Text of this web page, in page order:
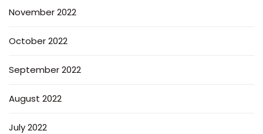
November 2022
October 2022
September 2022
August 2022
July 2022